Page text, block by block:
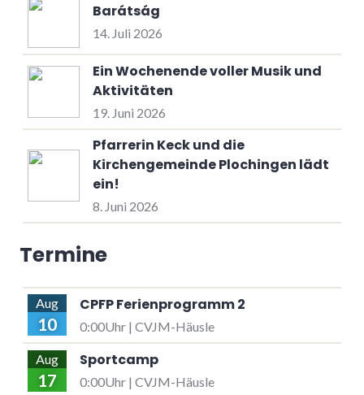
Barátság
14. Juli 2026
Ein Wochenende voller Musik und
Aktivitäten
19. Juni 2026
Pfarrerin Keck und die
Kirchengemeinde Plochingen lädt
ein!
8. Juni 2026
Termine
Aug
10
CPFP Ferienprogramm 2
0:00Uhr | CVJM-Häusle
Aug
17
Sportcamp
0:00Uhr | CVJM-Häusle